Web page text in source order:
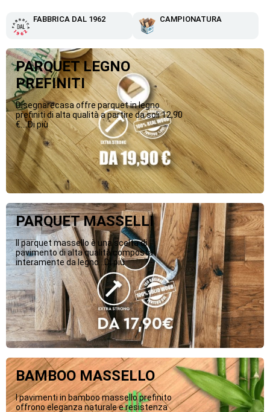
FABBRICA DAL 1962 CAMPIONATURA
PARQUET LEGNO
PREFINITI
Disegnarecasa offre parquet in legno
prefiniti di alta qualità a partire da soli 12,90
€....Di più
PARQUET MASSELLI
Il parquet massello è una scelta di
pavimento di alta qualità composta
interamente da legno...Di più
BAMBOO MASSELLO
I pavimenti in bamboo massello prefinito
offrono eleganza naturale e resistenza